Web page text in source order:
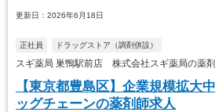
更新日：2026年6月18日
正社員 ドラッグストア（調剤併設）
スギ薬局 巣鴨駅前店 株式会社スギ薬局の薬
【東京都豊島区】企業規模拡大
ッグチェーンの薬剤師求人